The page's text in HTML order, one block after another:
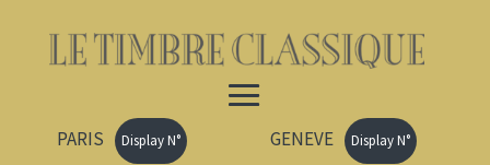
PARIS Display N° GENEVE Display N°